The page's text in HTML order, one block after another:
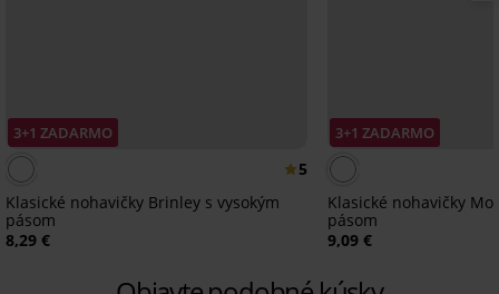
3+1 ZADARMO
5
Klasické nohavičky Brinley s vysokým
pásom
8,29 €
3+1 ZADARMO
Klasické nohavičky
pásom
9,09 €